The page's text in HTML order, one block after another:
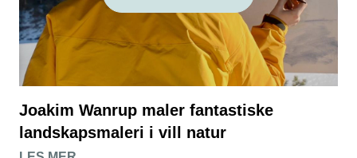
Joakim Wanrup maler fantastiske
landskapsmaleri i vill natur